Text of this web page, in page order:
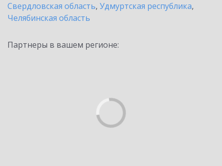
Свердловская область, Удмуртская республика,
Челябинская область
Партнеры в вашем регионе: